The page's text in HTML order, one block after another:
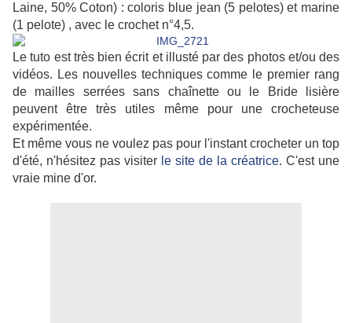
Laine, 50% Coton) : coloris blue jean (5 pelotes) et marine
(1 pelote) , avec le crochet n°4,5.
Le tuto est très bien écrit et illusté par des photos et/ou des
vidéos. Les nouvelles techniques comme le premier rang
de mailles serrées sans chaînette ou le Bride lisière
peuvent être très utiles même pour une crocheteuse
expérimentée.
Et même vous ne voulez pas pour l'instant crocheter un top
d'été, n'hésitez pas visiter le site de la créatrice. C'est une
vraie mine d'or.